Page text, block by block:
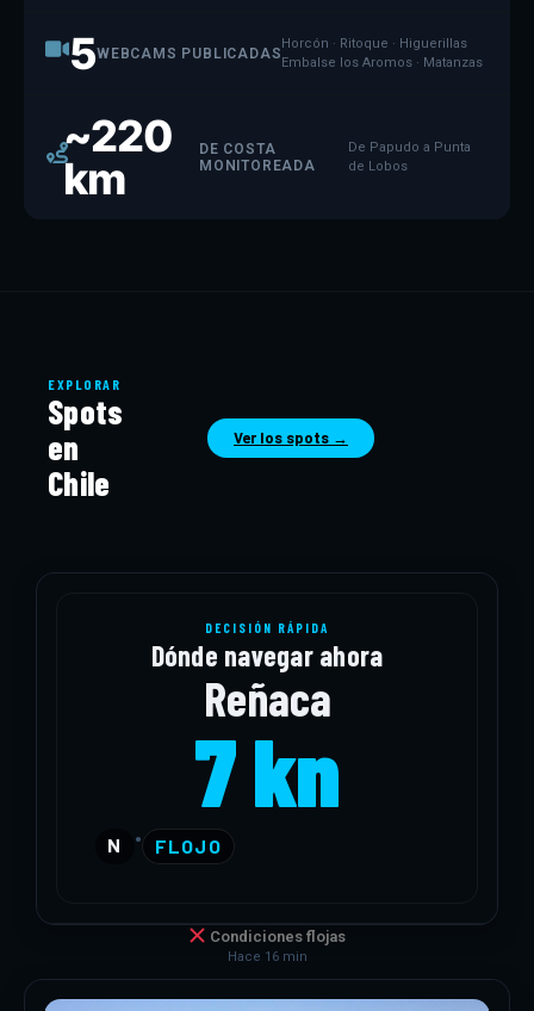
5WEBCAMS PUBLICADAS
Horcón · Ritoque · Higuerillas
Embalse los Aromos · Matanzas
~220
km
DE COSTA
MONITOREADA
De Papudo a Punta
de Lobos
EXPLORAR
Spots
en
Chile
Ver los spots →
DECISIÓN RÁPIDA
Dónde navegar ahora
Reñaca
7 kn
N • FLOJO
Condiciones flojas
Hace 16 min